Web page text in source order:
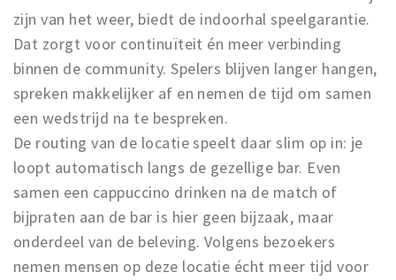
zijn van het weer, biedt de indoorhal speelgarantie.
Dat zorgt voor continuïteit én meer verbinding
binnen de community. Spelers blijven langer hangen,
spreken makkelijker af en nemen de tijd om samen
een wedstrijd na te bespreken.
De routing van de locatie speelt daar slim op in: je
loopt automatisch langs de gezellige bar. Even
samen een cappuccino drinken na de match of
bijpraten aan de bar is hier geen bijzaak, maar
onderdeel van de beleving. Volgens bezoekers
nemen mensen op deze locatie écht meer tijd voor